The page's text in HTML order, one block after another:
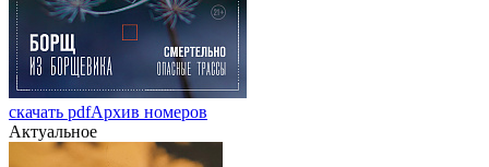
скачать pdfАрхив номеров
Актуальное